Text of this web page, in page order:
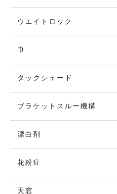
ウエイトロック
巾
タックシェード
ブラケットスルー機構
漂白剤
花粉症
天窓